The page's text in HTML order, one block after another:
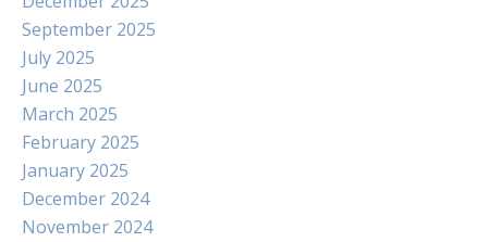
September 2025
July 2025
June 2025
March 2025
February 2025
January 2025
December 2024
November 2024